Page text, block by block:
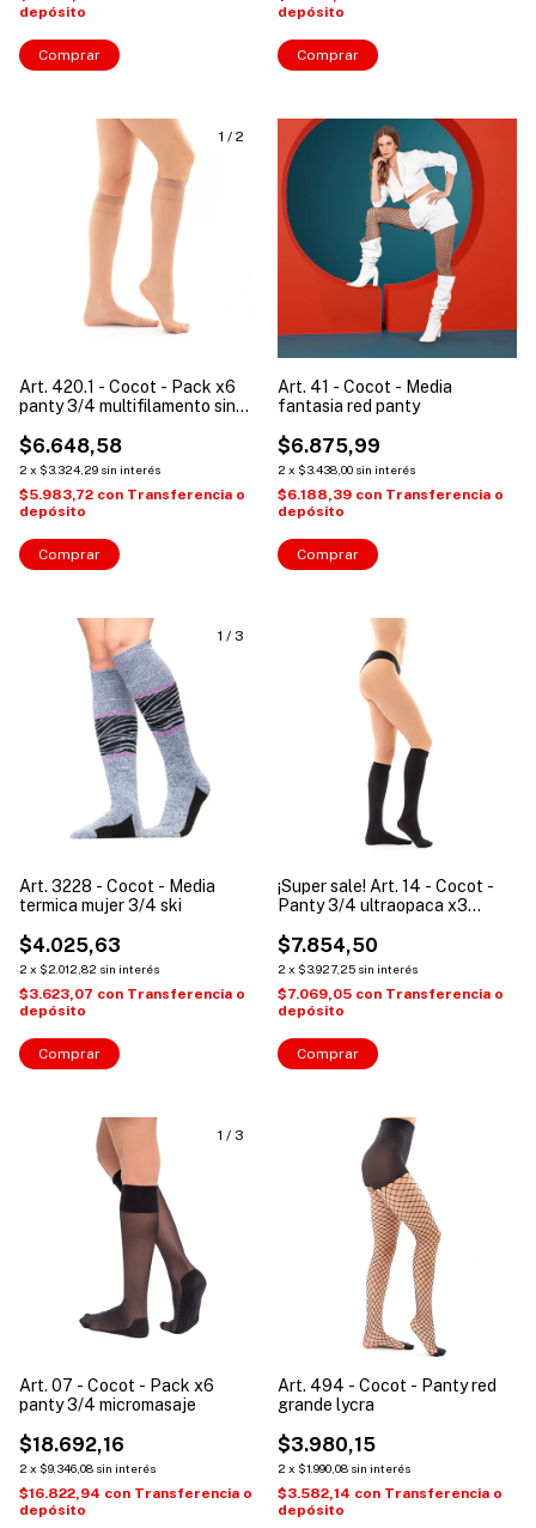
depósito
Comprar
depósito
Comprar
1 / 2
Art. 420.1 - Cocot - Pack x6
panty 3/4 multifilamento sin
$6.648,58
2 x $3.324,29 sin interés
$5.983,72 con Transferencia o
depósito
Comprar
Art. 41 - Cocot - Media
fantasia red panty
$6.875,99
2 x $3.438,00 sin interés
$6.188,39 con Transferencia o
depósito
Comprar
1 / 3
Art. 3228 - Cocot - Media
termica mujer 3/4 ski
$4.025,63
2 x $2.012,82 sin interés
$3.623,07 con Transferencia o
depósito
Comprar
¡Super sale! Art. 14 - Cocot -
Panty 3/4 ultraopaca x3
$7.854,50
2 x $3.927,25 sin interés
$7.069,05 con Transferencia o
depósito
Comprar
1 / 3
Art. 07 - Cocot - Pack x6
panty 3/4 micromasaje
$18.692,16
2 x $9.346,08 sin interés
$16.822,94 con Transferencia o
depósito
Art. 494 - Cocot - Panty red
grande lycra
$3.980,15
2 x $1.990,08 sin interés
$3.582,14 con Transferencia o
depósito